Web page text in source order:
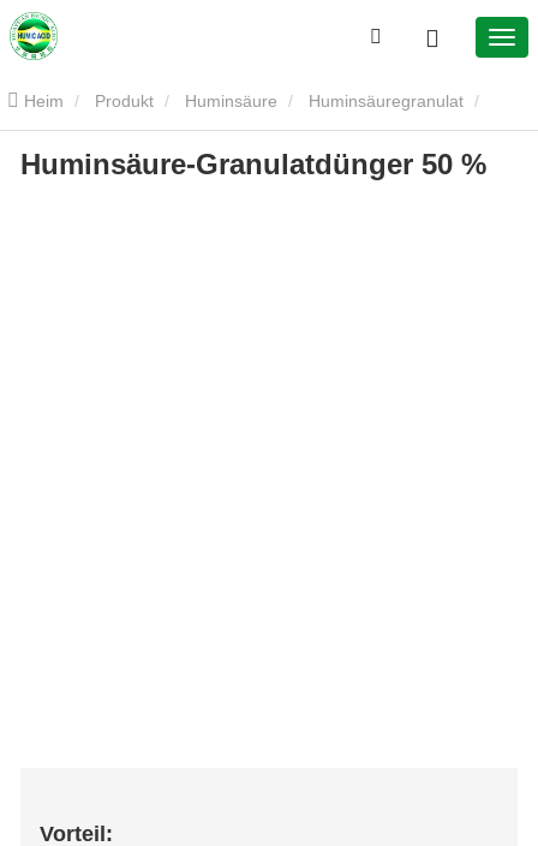
Heim Produkt Huminsäure Huminsäuregranulat
Huminsäure-Granulatdünger 50 %
Huminsäure-Granulatdünger 50 %
Vorteil: